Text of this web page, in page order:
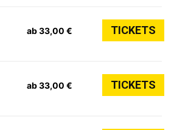
ab 33,00 € TICKETS
ab 33,00 € TICKETS